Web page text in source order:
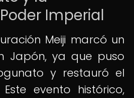
Imperial
Meiji marcó un
Japón, ya que puso
y restauró el
evento histórico,